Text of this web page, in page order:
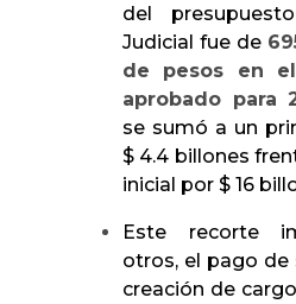
del
Judicial fue de
de pesos en
aprobado para
se sumó a un
$ 4.4 billones
inicial por $ 16
Este recorte
otros, el pago de
creación de